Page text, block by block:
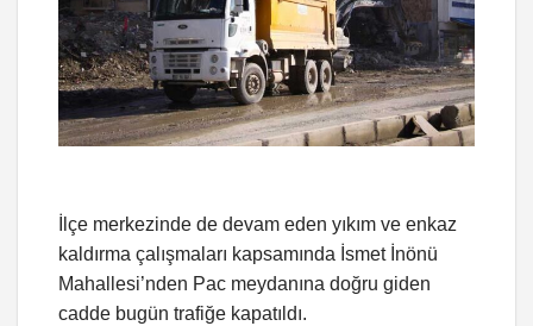
İlçe merkezinde de devam eden yıkım ve enkaz
kaldırma çalışmaları kapsamında İsmet İnönü
Mahallesi’nden Pac meydanına doğru giden
cadde bugün trafiğe kapatıldı.